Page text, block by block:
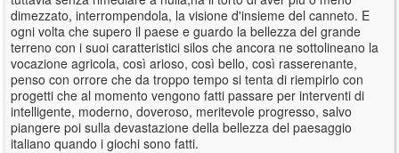
dimezzato, interrompendola, la visione d'insieme del canneto. E
ogni volta che supero il paese e guardo la bellezza del grande
terreno con i suoi caratteristici silos che ancora ne sottolineano la
vocazione agricola, così arioso, così bello, così rasserenante,
penso con orrore che da troppo tempo si tenta di riempirlo con
progetti che al momento vengono fatti passare per interventi di
intelligente, moderno, doveroso, meritevole progresso, salvo
piangere poi sulla devastazione della bellezza del paesaggio
italiano quando i giochi sono fatti.